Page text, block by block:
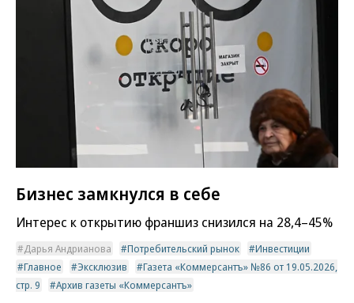
Бизнес замкнулся в себе
Интерес к открытию франшиз снизился на 28,4–45%
Дарья Андрианова Потребительский рынок
Инвестиции
Главное
Эксклюзив
Газета «Коммерсантъ» №86 от 19.05.2026,
стр. 9
Архив газеты «Коммерсантъ»